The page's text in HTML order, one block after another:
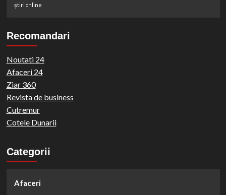
știri online
Recomandari
Noutati 24
Afaceri 24
Ziar 360
Revista de business
Cutremur
Cotele Dunarii
Categorii
Afaceri